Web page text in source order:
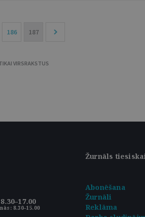
186 187
VIRSRAKSTUS
Žurnāls
8.30–15.00
Abonēšana
Žurnāli
Reklāma